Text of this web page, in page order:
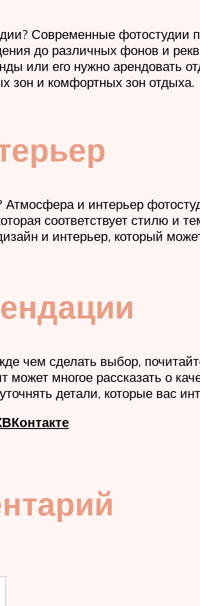
Современные фотостудии
до различных фонов и
или его нужно арендовать
зон и комфортных зон отдыха.
и интерьер
соответствует стилю и
и интерьер, который
чем сделать выбор,
многое рассказать о
детали, которые вас
ВКонтакте